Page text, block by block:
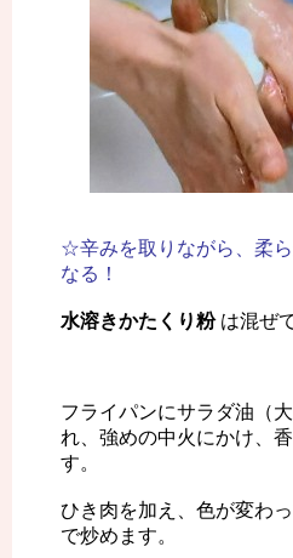
☆辛みを取りながら、柔ら
なる！
水溶きかたくり粉は混ぜ
フライパンにサラダ油（
れ、強めの中火にかけ、
す。
ひき肉を加え、色が変わ
で炒めます。